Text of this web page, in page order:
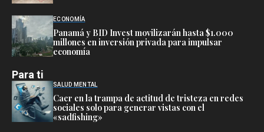
ECONOMÍA
Panamá y BID Invest movilizarán hasta $1.000
millones en inversión privada para impulsar
economía
Para ti
SALUD MENTAL
Caer en la trampa de actitud de tristeza en redes
sociales solo para generar vistas con el
«sadfishing»